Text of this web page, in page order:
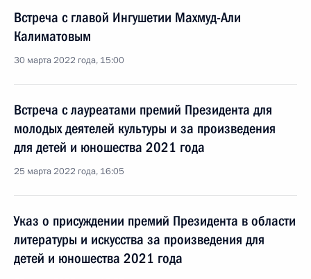
Встреча с главой Ингушетии Махмуд-Али
Калиматовым
30 марта 2022 года, 15:00
Встреча с лауреатами премий Президента для
молодых деятелей культуры и за произведения
для детей и юношества 2021 года
25 марта 2022 года, 16:05
Указ о присуждении премий Президента в области
литературы и искусства за произведения для
детей и юношества 2021 года